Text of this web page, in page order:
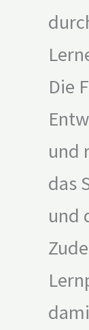
Die
und
das
und